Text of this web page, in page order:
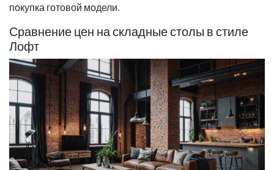
покупка готовой модели.
Сравнение цен на складные столы в стиле
Лофт